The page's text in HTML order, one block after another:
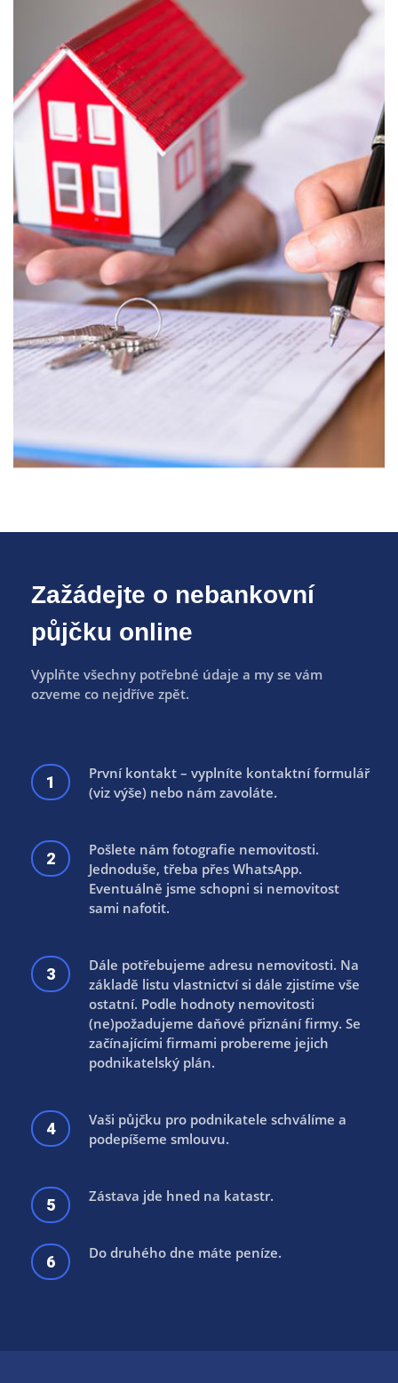
Zažádejte o nebankovní
půjčku online
Vyplňte všechny potřebné údaje a my se vám
ozveme co nejdříve zpět.
1
První kontakt – vyplníte kontaktní formulář
(viz výše) nebo nám zavoláte.
2
Pošlete nám fotografie nemovitosti.
Jednoduše, třeba přes WhatsApp.
Eventuálně jsme schopni si nemovitost
sami nafotit.
3
Dále potřebujeme adresu nemovitosti. Na
základě listu vlastnictví si dále zjistíme vše
ostatní. Podle hodnoty nemovitosti
(ne)požadujeme daňové přiznání firmy. Se
začínajícími firmami probereme jejich
podnikatelský plán.
4
Vaši půjčku pro podnikatele schválíme a
podepíšeme smlouvu.
5 Zástava jde hned na katastr.
6 Do druhého dne máte peníze.